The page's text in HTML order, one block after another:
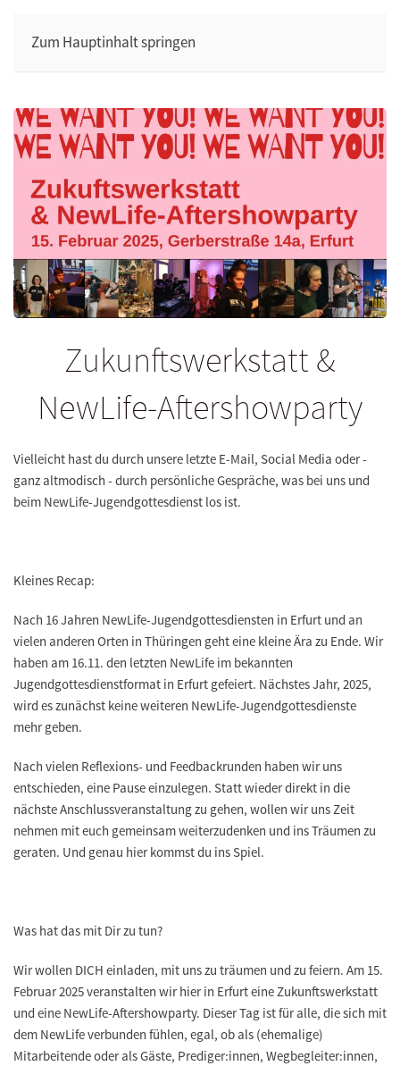
Zum Hauptinhalt springen
Zukunftswerkstatt &
NewLife-Aftershowparty
Vielleicht hast du durch unsere letzte E-Mail, Social Media oder -
ganz altmodisch - durch persönliche Gespräche, was bei uns und
beim NewLife-Jugendgottesdienst los ist.
Kleines Recap:
Nach 16 Jahren NewLife-Jugendgottesdiensten in Erfurt und an
vielen anderen Orten in Thüringen geht eine kleine Ära zu Ende. Wir
haben am 16.11. den letzten NewLife im bekannten
Jugendgottesdienstformat in Erfurt gefeiert. Nächstes Jahr, 2025,
wird es zunächst keine weiteren NewLife-Jugendgottesdienste
mehr geben.
Nach vielen Reflexions- und Feedbackrunden haben wir uns
entschieden, eine Pause einzulegen. Statt wieder direkt in die
nächste Anschlussveranstaltung zu gehen, wollen wir uns Zeit
nehmen mit euch gemeinsam weiterzudenken und ins Träumen zu
geraten. Und genau hier kommst du ins Spiel.
Was hat das mit Dir zu tun?
Wir wollen DICH einladen, mit uns zu träumen und zu feiern. Am 15.
Februar 2025 veranstalten wir hier in Erfurt eine Zukunftswerkstatt
und eine NewLife-Aftershowparty. Dieser Tag ist für alle, die sich mit
dem NewLife verbunden fühlen, egal, ob als (ehemalige)
Mitarbeitende oder als Gäste, Prediger:innen, Wegbegleiter:innen,